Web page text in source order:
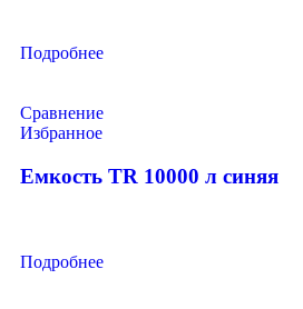
Подробнее
Сравнение
Избранное
Емкость TR 10000 л синяя
Подробнее